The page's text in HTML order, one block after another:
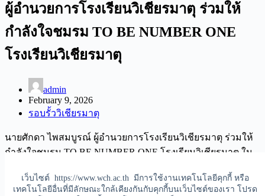
เว็บไซต์ https://www.wch.ac.th มีการใช้งานเทคโนโลยีคุกกี้ หรือ
เทคโนโลยีอื่นที่มีลักษณะใกล้เคียงกันกับคุกกี้บนเว็บไซต์ของเรา โปรด
ผู้อำนวยการโรงเรียนวิเชียรมาตุ ร่วมให้
กำลังใจชมรม TO BE NUMBER ONE
โรงเรียนวิเชียรมาตุ
admin
February 9, 2026
รอบรั้ววิเชียรมาตุ
นายศักดา ไพสมบูรณ์ ผู้อำนวยการโรงเรียนวิเชียรมาตุ ร่วมให้
กำลังใจชมรม TO BE NUMBER ONE โรงเรียนวิเชียรมาตุ ใน
ฉลองรัฐธรรมนูญและงานกาชาดจังหวัดตรัง